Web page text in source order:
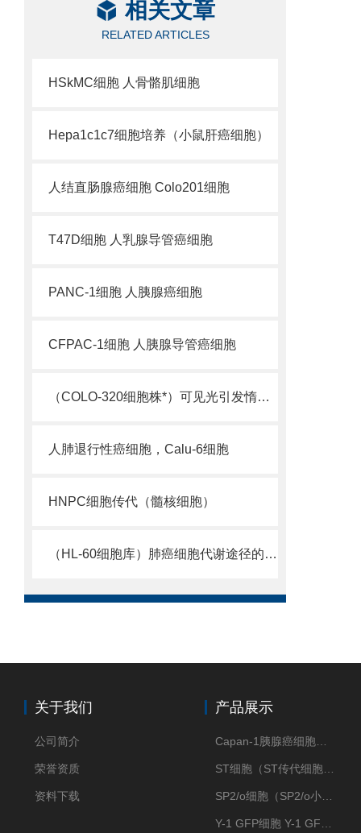
相关文章
RELATED ARTICLES
HSkMC细胞 人骨骼肌细胞
Hepa1c1c7细胞培养（小鼠肝癌细胞）
人结直肠腺癌细胞 Colo201细胞
T47D细胞 人乳腺导管癌细胞
PANC-1细胞 人胰腺癌细胞
CFPAC-1细胞 人胰腺导管癌细胞
（COLO-320细胞株*）可见光引发惰性键选择性官能化研究获进展
人肺退行性癌细胞，Calu-6细胞
HNPC细胞传代（髓核细胞）
（HL-60细胞库）肺癌细胞代谢途径的致命弱点
关于我们
公司简介
荣誉资质
资料下载
产品展示